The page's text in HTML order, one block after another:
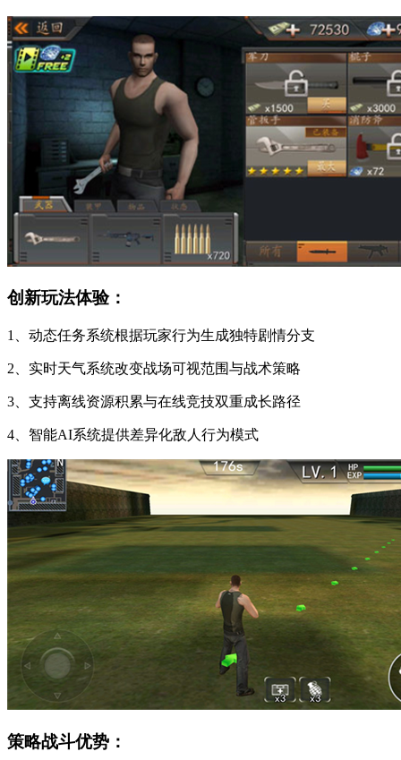
创新玩法体验：
1、动态任务系统根据玩家行为生成独特剧情分支
2、实时天气系统改变战场可视范围与战术策略
3、支持离线资源积累与在线竞技双重成长路径
4、智能AI系统提供差异化敌人行为模式
策略战斗优势：